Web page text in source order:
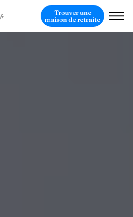
Trouver une
maison de retraite